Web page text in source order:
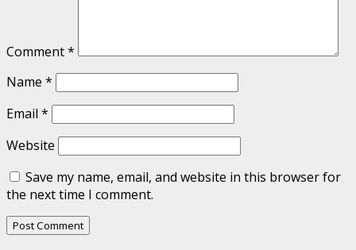
Comment*
Name *
Email *
Website
Save my name, email, and website in this browser for
the next time I comment.